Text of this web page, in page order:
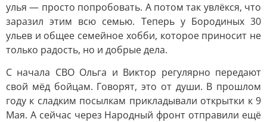
улья — просто попробовать. А потом так увлёкся, что
заразил этим всю семью. Теперь у Бородиных 30
ульев и общее семейное хобби, которое приносит не
только радость, но и добрые дела.
С начала СВО Ольга и Виктор регулярно передают
свой мёд бойцам. Говорят, это от души. В прошлом
году к сладким посылкам прикладывали открытки к 9
Мая. А сейчас через Народный фронт отправили ещё